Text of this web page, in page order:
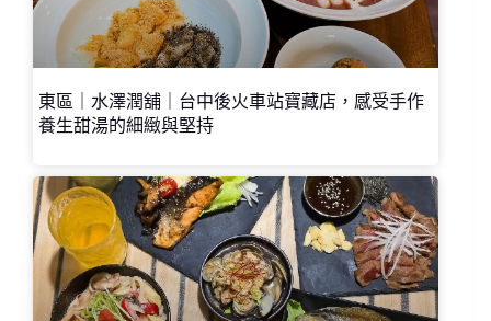
東區｜水澤潤舖｜台中後火車站寶藏店，感受手作
養生甜湯的細緻與堅持